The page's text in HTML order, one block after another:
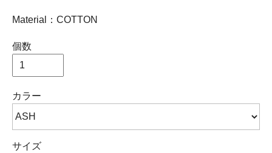
Material：COTTON
個数
カラー
サイズ